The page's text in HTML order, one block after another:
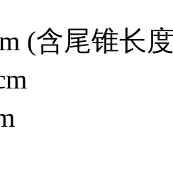
(含尾锥长